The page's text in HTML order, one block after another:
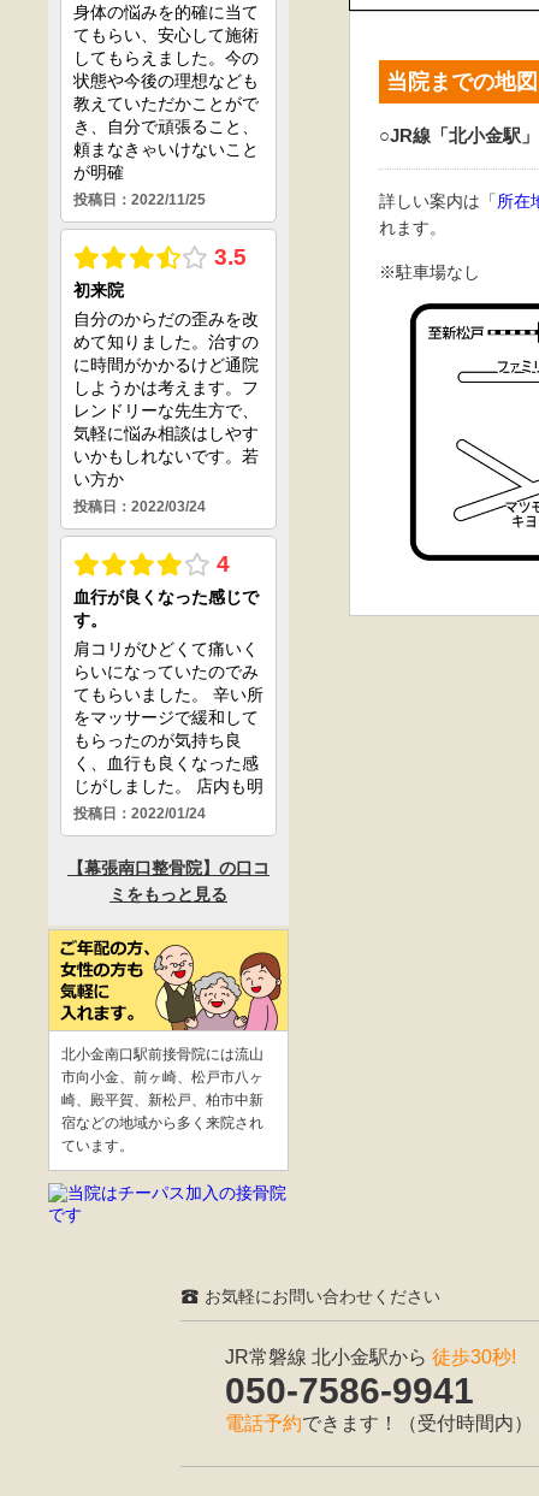
当院までの地図
○JR線「北小金駅
詳しい案内は「所在
れます。
※駐車場なし
北小金南口駅前接骨院には流山
市向小金、前ヶ崎、松戸市八ヶ
崎、殿平賀、新松戸、柏市中新
宿などの地域から多く来院され
ています。
お気軽にお問い合わせください
JR常磐線 北小金駅から 徒歩30秒!
050-7586-9941
電話予約できます！（受付時間内）